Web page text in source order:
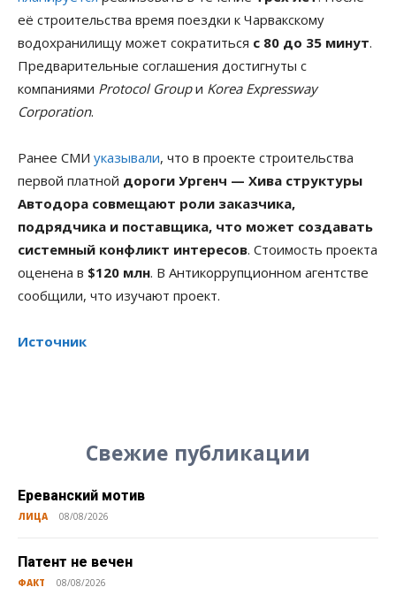
её строительства время поездки к Чарвакскому
водохранилищу может сократиться с 80 до 35 минут.
Предварительные соглашения достигнуты с
компаниями Protocol Groupи Korea Expressway
Corporation.
Ранее СМИ указывали, что в проекте строительства
первой платной дороги Ургенч — Хива структуры
Автодора совмещают роли заказчика,
подрядчика и поставщика, что может создавать
системный конфликт интересов. Стоимость проекта
оценена в $120 млн. В Антикоррупционном агентстве
сообщили, что изучают проект.
Источник
Свежие публикации
Ереванский мотив
ЛИЦА 08/08/2026
Патент не вечен
ФАКТ 08/08/2026